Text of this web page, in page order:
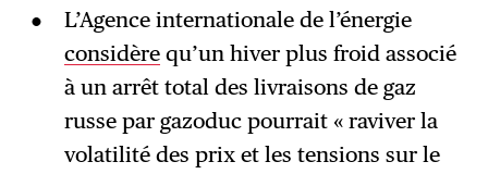
L’Agence internationale de l’énergie
considèrequ’un hiver plus froid associé
à un arrêt total des livraisons de gaz
russe par gazoduc pourrait « raviver la
volatilité des prix et les tensions sur le